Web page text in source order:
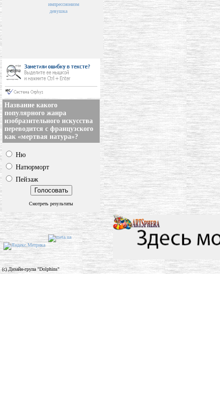
импрессионизм
девушка
Название какого
популярного жанра
изобразительного искусства
переводится с французского
как «мертвая натура»?
Ню
Натюрморт
Пейзаж
Смотреть результаты
(c) Дизайн-група "Dolphins"